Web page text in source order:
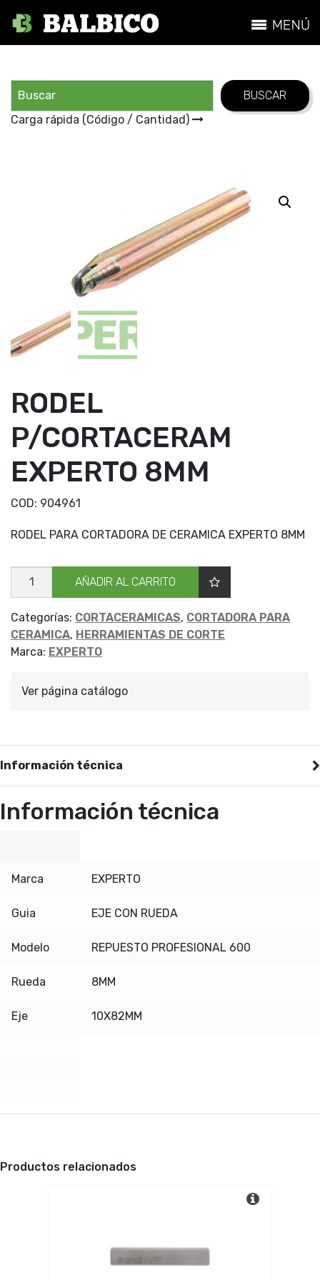
Carga rápida (Código / Cantidad)
RODEL
P/CORTACERAM
EXPERTO 8MM
COD: 904961
RODEL PARA CORTADORA DE CERAMICA EXPERTO 8MM
RODEL
P/CORTACERAM
cantidad
AÑADIR AL CARRITO
Categorías: CORTACERAMICAS, CORTADORA PARA
CERAMICA, HERRAMIENTAS DE CORTE
Marca: EXPERTO
Ver página catálogo
Información técnica
Información técnica
Marca EXPERTO
Guia EJE CON RUEDA
Modelo REPUESTO PROFESIONAL 600
Rueda 8MM
Eje 10X82MM
Productos relacionados